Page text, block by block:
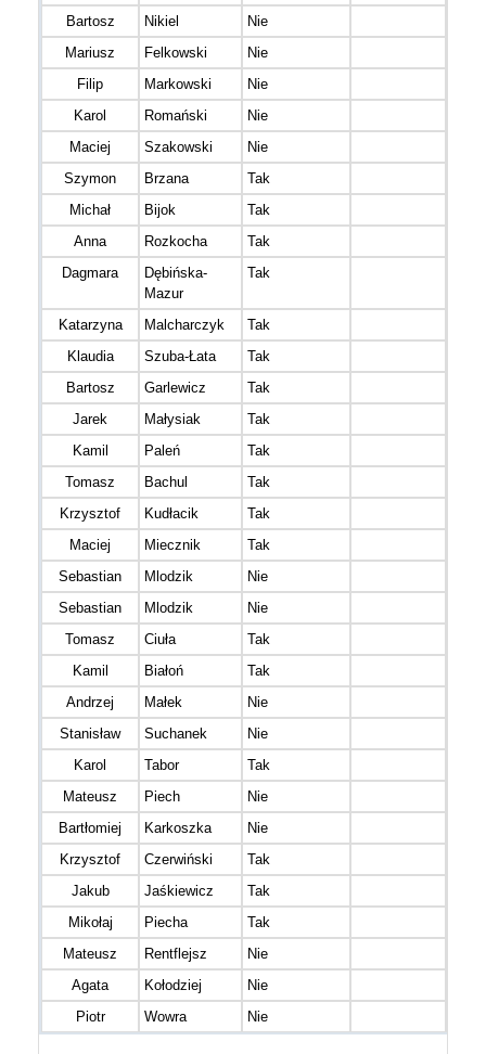
Bartosz Nikiel Nie
Mariusz
Felkowski Nie
Filip
Markowski Nie
Karol
Romański Nie
Maciej
Szakowski Nie
Szymon
Brzana Tak
Michał
Bijok Tak
Anna
Rozkocha Tak
Dagmara
Dębińska-
Mazur
Tak
Katarzyna Malcharczyk Tak
Klaudia
Szuba-Łata Tak
Bartosz
Garlewicz Tak
Jarek
Małysiak Tak
Kamil
Paleń Tak
Tomasz
Bachul Tak
Krzysztof
Kudłacik Tak
Maciej
Miecznik Tak
Sebastian
Mlodzik Nie
Sebastian
Mlodzik Nie
Tomasz
Ciuła Tak
Kamil
Białoń Tak
Andrzej
Małek Nie
Stanisław
Suchanek Nie
Karol
Tabor Tak
Mateusz
Piech Nie
Bartłomiej
Karkoszka Nie
Krzysztof
Czerwiński Tak
Jakub
Jaśkiewicz Tak
Mikołaj
Piecha Tak
Mateusz
Rentflejsz Nie
Agata
Kołodziej Nie
Piotr
Wowra Nie